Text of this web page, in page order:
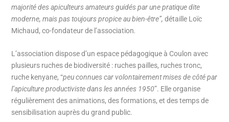
majorité des apiculteurs amateurs guidés par une pratique dite
moderne, mais pas toujours propice au bien-être”,détaille Loïc
Michaud, co-fondateur de l’association.
L’association dispose d’un espace pédagogique à Coulon avec
plusieurs ruches de biodiversité : ruches pailles, ruches tronc,
ruche kenyane, “peu connues car volontairement mises de côté par
l’apiculture productiviste dans les années 1950”. Elle organise
régulièrement des animations, des formations, et des temps de
sensibilisation auprès du grand public.